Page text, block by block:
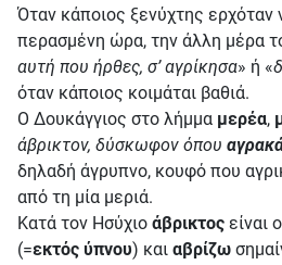
Όταν κάποιος ξενύχτης ερχόταν
περασμένη ώρα, την άλλη μέρα
αυτή που ήρθες, σ’ αγρίκησα» ή «
όταν κάποιος κοιμάται βαθιά.
Ο Δουκάγγιος στο λήμμα μερέα,
άβρικτον, δύσκωφον όπου
δηλαδή άγρυπνο, κουφό που
από τη μία μεριά.
Κατά τον Ησύχιο άβρικτος είναι
(=εκτός ύπνου) και αβρίζω